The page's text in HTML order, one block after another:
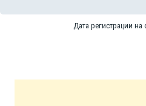
Дата регистрации на